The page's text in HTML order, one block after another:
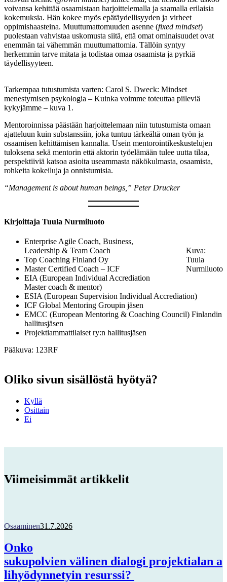
voivansa kehittää osaamistaan harjoittelemalla ja saamalla erilaisia
kokemuksia. Hän kokee myös epätäydellisyyden ja virheet
oppimishaasteina. Muuttumattomuuden asenne (fixed mindset)
puolestaan vahvistaa uskomusta siitä, että omat ominaisuudet ovat
enemmän tai vähemmän muuttumattomia. Tällöin syntyy
herkemmin tarve mitata ja todistaa omaa osaamista ja pyrkiä
täydellisyyteen.
Tarkempaa tutustumista varten: Carol S. Dweck: Mindset
menestymisen psykologia – Kuinka voimme toteuttaa piileviä
kykyjämme – kuva 1.
Mentoroinnissa päästään harjoittelemaan niin tutustumista omaan
ajatteluun kuin substanssiin, joka tuntuu tärkeältä oman työn ja
osaamisen kehittämisen kannalta. Usein mentorointikeskustelujen
tuloksena sekä mentorin että aktorin työelämään tulee uutta tilaa,
perspektiiviä katsoa asioita useammasta näkökulmasta, osaamista,
rohkeita kokeiluja ja onnistumisia.
“Management is about human beings,” Peter Drucker
Kirjoittaja Tuula Nurmiluoto
Kuva:
Tuula
Nurmiluoto
Enterprise Agile Coach, Business,
Leadership & Team Coach
Top Coaching Finland Oy
Master Certified Coach – ICF
EIA (European Individual Accrediation
Master coach & mentor)
ESIA (European Supervision Individual Accrediation)
ICF Global Mentoring Groupin jäsen
EMCC (European Mentoring & Coaching Council) Finlandin
hallitusjäsen
Projektiammattilaiset ry:n hallitusjäsen
Pääkuva: 123RF
Oliko sivun sisällöstä hyötyä?
Kyllä
Osittain
Ei
Viimeisimmät artikkelit
Osaaminen31.7.2026
Onko
sukupolvien välinen dialogi projektialan a
lihyödynnetyin resurssi?